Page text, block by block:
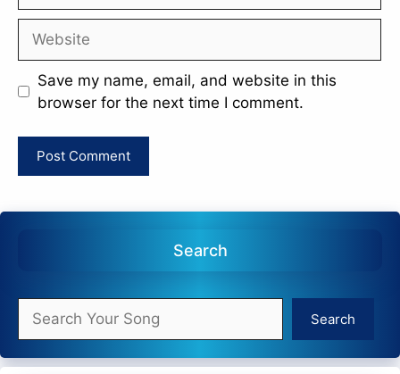
Save my name, email, and website in this
browser for the next time I comment.
Search
Search
Search